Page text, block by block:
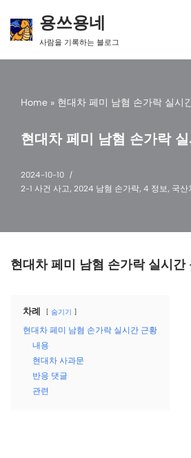
콘
용쓰용네
사람을 기록하는 블로그
Home » 현대차 페미 남혐 손가락 실시
현대차 페미 남혐 손가락
2024-10-10
2-1 사건 사고, 2024 남혐 손가락, 4 정보, 국산
현대차 페미 남혐 손가락 실시간
차례 숨기기
현대차 페미 남혐 손가락 실시간 근황
내용
현대차 사과문
반응 댓글
관련